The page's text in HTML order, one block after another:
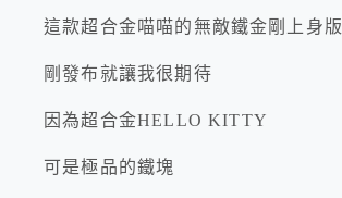
這款超合金喵喵的無敵鐵金剛上身版
剛發布就讓我很期待
因為超合金HELLO KITTY
可是極品的鐵塊